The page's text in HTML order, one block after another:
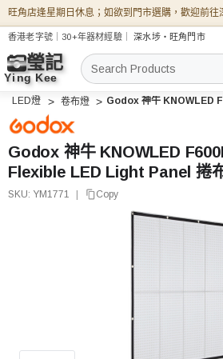
旺角店逢星期日休息；如欲到門市選購，歡迎前往
香港老字號｜30+年器材經驗｜深水埗・旺角門市
搜
索
LED燈 卷布燈
Godox 神牛 KNOWLED
Flexible LED Light Panel 捲
SKU: YM1771 Copy